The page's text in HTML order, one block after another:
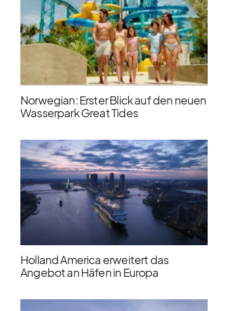
Norwegian: Erster Blick auf den neuen
Wasserpark Great Tides
Holland America erweitert das
Angebot an Häfen in Europa